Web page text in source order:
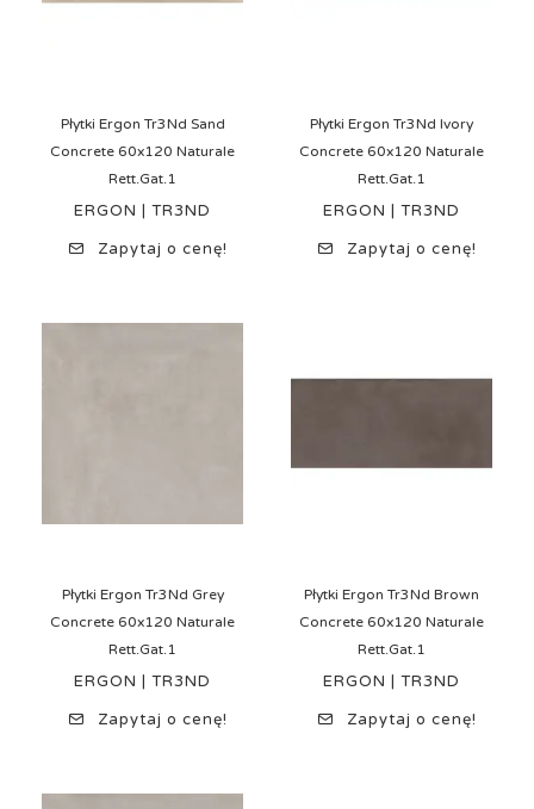
Płytki Ergon Tr3Nd Sand
Concrete 60x120 Naturale
Rett.Gat.1
ERGON | TR3ND
Zapytaj o cenę!
Płytki Ergon Tr3Nd Ivory
Concrete 60x120 Naturale
Rett.Gat.1
ERGON | TR3ND
Zapytaj o cenę!
Płytki Ergon Tr3Nd Grey
Concrete 60x120 Naturale
Rett.Gat.1
ERGON | TR3ND
Zapytaj o cenę!
Płytki Ergon Tr3Nd Brown
Concrete 60x120 Naturale
Rett.Gat.1
ERGON | TR3ND
Zapytaj o cenę!